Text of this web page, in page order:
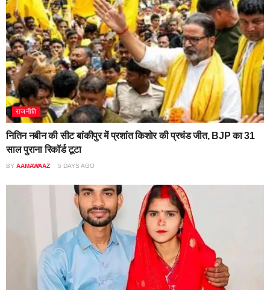
राजनीति
नितिन नबीन की सीट बांकीपुर में प्रशांत किशोर की प्रचंड जीत, BJP का 31
साल पुराना रिकॉर्ड टूटा
BY AAMAWAAZ 5 DAYS AGO